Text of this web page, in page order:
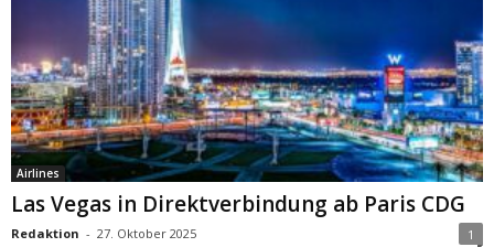
Airlines
Las Vegas in Direktverbindung ab Paris CDG
Redaktion - 27. Oktober 2025 1